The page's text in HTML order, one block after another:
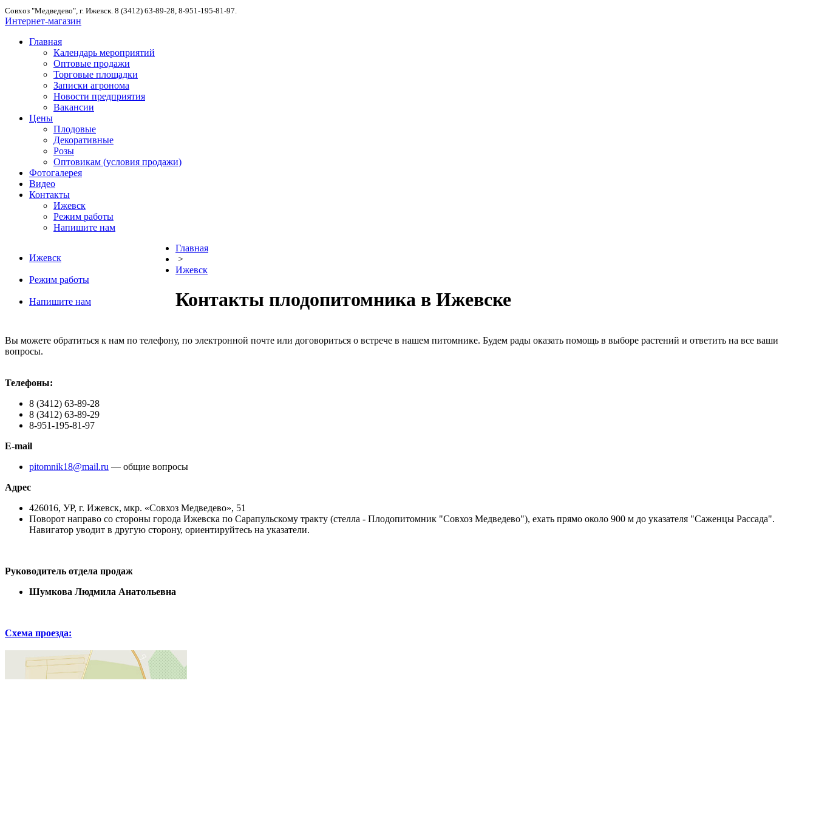
Совхоз "Медведево", г. Ижевск. 8 (3412) 63-89-28, 8-951-195-81-97.
Интернет-магазин
Главная
Календарь мероприятий
Оптовые продажи
Торговые площадки
Записки агронома
Новости предприятия
Вакансии
Цены
Плодовые
Декоративные
Розы
Оптовикам (условия продажи)
Фотогалерея
Видео
Контакты
Ижевск
Режим работы
Напишите нам
Ижевск
Режим работы
Напишите нам
Главная
>
Ижевск
Контакты плодопитомника в Ижевске
Вы можете обратиться к нам по телефону, по электронной почте или договориться о встрече в нашем питомнике. Будем рады оказать помощь в выборе растений и ответить на все ваши
вопросы.
Телефоны:
8 (3412) 63-89-28
8 (3412) 63-89-29
8-951-195-81-97
E-mail
pitomnik18@mail.ru — общие вопросы
Адрес
426016, УР, г. Ижевск, мкр. «Совхоз Медведево», 51
Поворот направо со стороны города Ижевска по Сарапульскому тракту (стелла - Плодопитомник "Совхоз Медведево"), ехать прямо около 900 м до указателя "Саженцы Рассада".
Навигатор уводит в другую сторону, ориентируйтесь на указатели.
Руководитель отдела продаж
Шумкова Людмила Анатольевна
Схема проезда: